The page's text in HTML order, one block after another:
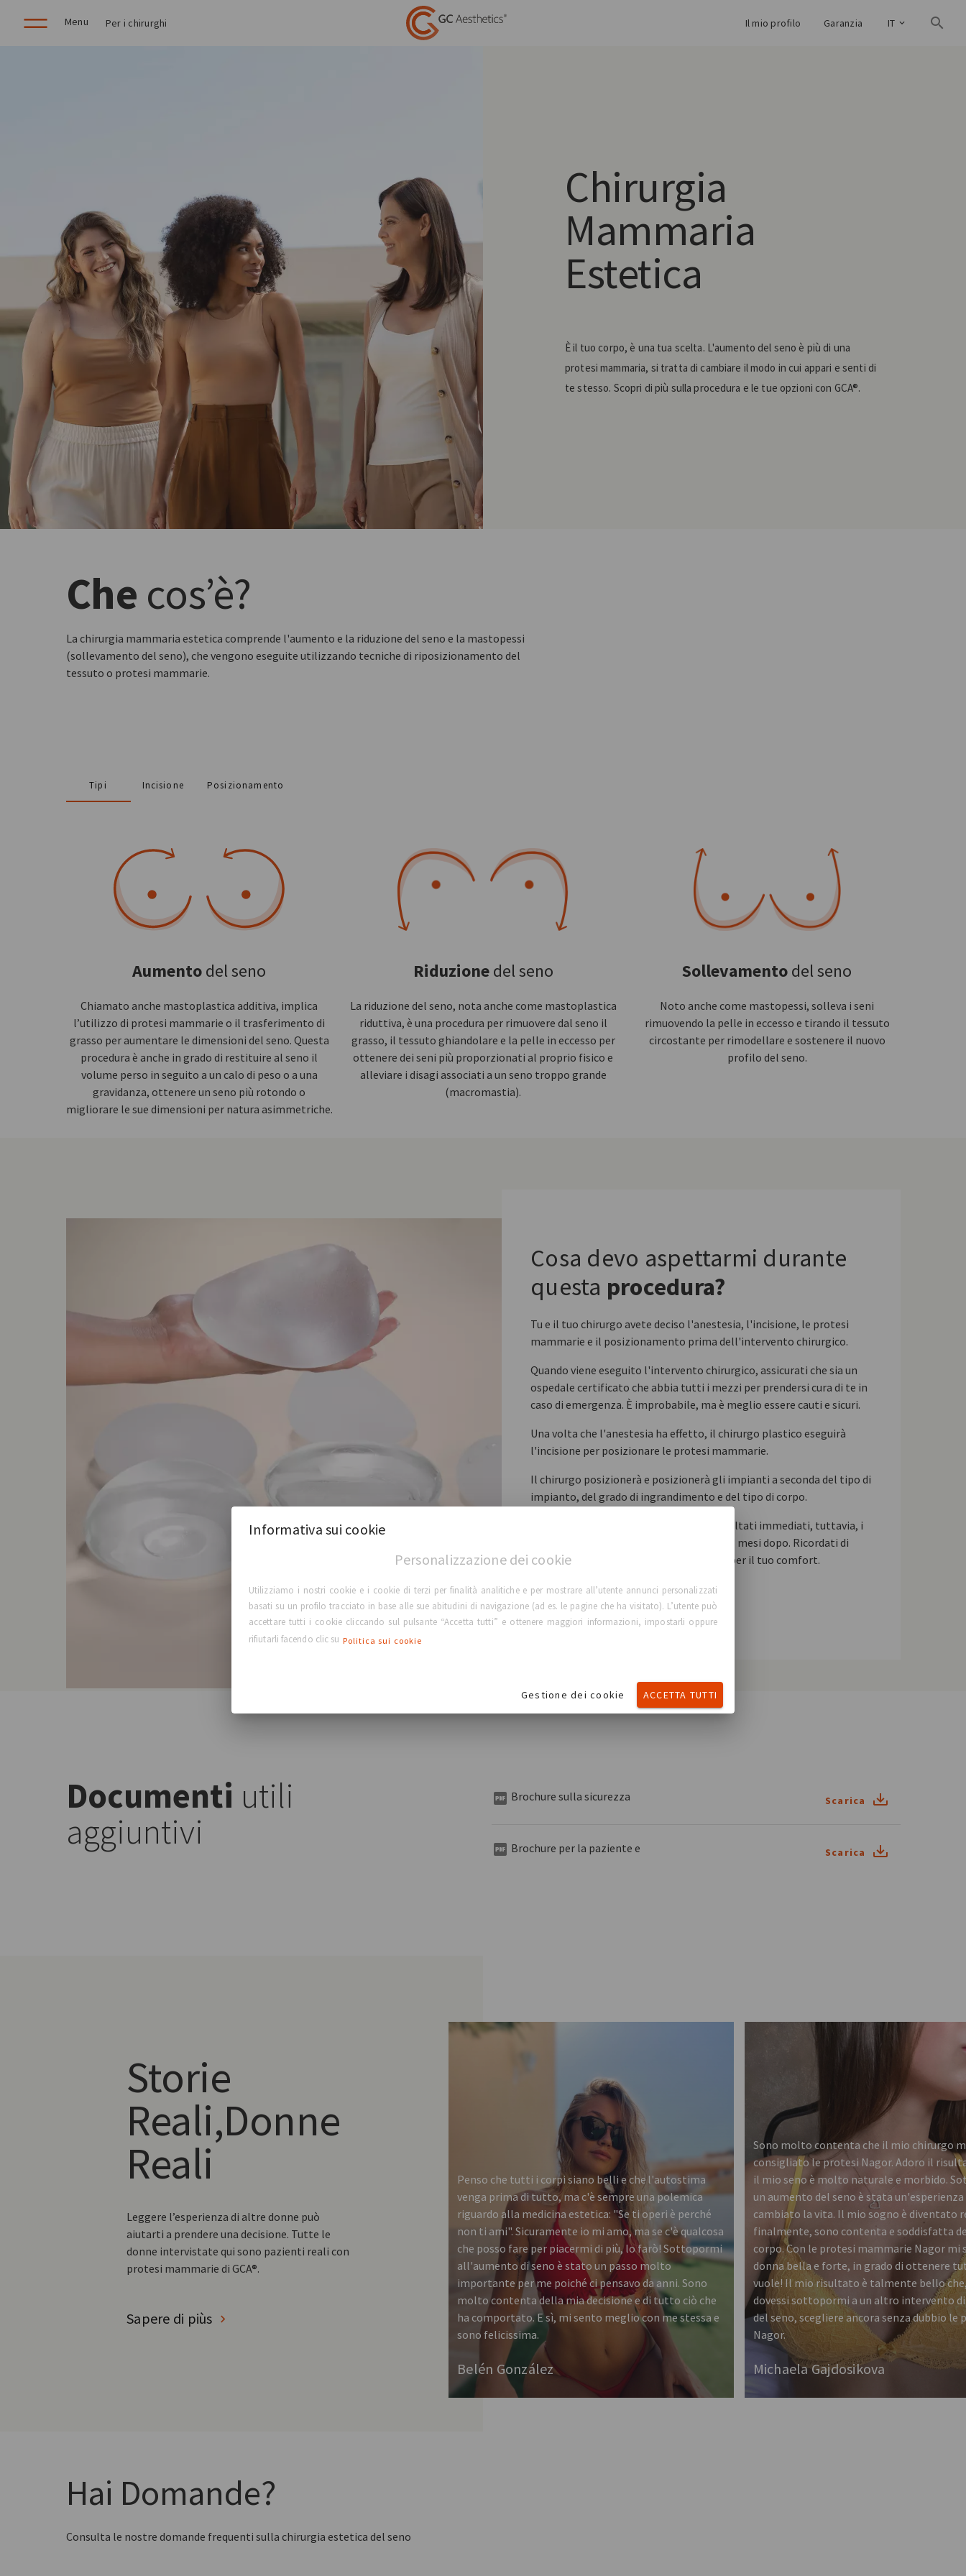
Menu Per i chirurghi Il mio profilo Garanzia IT
Chirurgia
Mammaria
Estetica
È il tuo corpo, è una tua scelta. L'aumento del seno è più di una
protesi mammaria, si tratta di cambiare il modo in cui appari e senti di
te stesso. Scopri di più sulla procedura e le tue opzioni con GCA®.
Che cos’è?
La chirurgia mammaria estetica comprende l'aumento e la riduzione del seno e la mastopessi
(sollevamento del seno), che vengono eseguite utilizzando tecniche di riposizionamento del
tessuto o protesi mammarie.
Tipi Incisione Posizionamento
Aumentodel seno
Chiamato anche mastoplastica additiva, implica
l’utilizzo di protesi mammarie o il trasferimento di
grasso per aumentare le dimensioni del seno. Questa
procedura è anche in grado di restituire al seno il
volume perso in seguito a un calo di peso o a una
gravidanza, ottenere un seno più rotondo o
migliorare le sue dimensioni per natura asimmetriche.
Riduzionedel seno
La riduzione del seno, nota anche come mastoplastica
riduttiva, è una procedura per rimuovere dal seno il
grasso, il tessuto ghiandolare e la pelle in eccesso per
ottenere dei seni più proporzionati al proprio fisico e
alleviare i disagi associati a un seno troppo grande
(macromastia).
Sollevamentodel seno
Noto anche come mastopessi, solleva i seni
rimuovendo la pelle in eccesso e tirando il tessuto
circostante per rimodellare e sostenere il nuovo
profilo del seno.
Cosa devo aspettarmi durante
questa procedura?
Tu e il tuo chirurgo avete deciso l'anestesia, l'incisione, le protesi
mammarie e il posizionamento prima dell'intervento chirurgico.
Quando viene eseguito l'intervento chirurgico, assicurati che sia un
ospedale certificato che abbia tutti i mezzi per prendersi cura di te in
caso di emergenza. È improbabile, ma è meglio essere cauti e sicuri.
Una volta che l'anestesia ha effetto, il chirurgo plastico eseguirà
l'incisione per posizionare le protesi mammarie.
Il chirurgo posizionerà e posizionerà gli impianti a seconda del tipo di
impianto, del grado di ingrandimento e del tipo di corpo.
Il chirurgo chiuderà le incisioni. Vedrai risultati immediati, tuttavia, i
risultati finali verranno impostati fino a 3 mesi dopo. Ricordati di
utilizzare un reggiseno post-operatorio per il tuo comfort.
Documenti utili
aggiuntivi
Brochure sulla sicurezza Scarica
Brochure per la paziente e Scarica
Storie
Reali,Donne
Reali
Leggere l’esperienza di altre donne può
aiutarti a prendere una decisione. Tutte le
donne intervistate qui sono pazienti reali con
protesi mammarie di GCA®.
Sapere di piùs
Penso che tutti i corpi siano belli e che l'autostima
venga prima di tutto, ma c'è sempre una polemica
riguardo alla medicina estetica: "Se ti operi è perché
non ti ami". Sicuramente io mi amo, ma se c'è qualcosa
che posso fare per piacermi di più, lo farò! Sottopormi
all'aumento di seno è stato un passo molto
importante per me poiché ci pensavo da anni. Sono
molto contenta della mia decisione e di tutto ciò che
ha comportato. E sì, mi sento meglio con me stessa e
sono felicissima.
Belén González
Sono molto contenta che il mio chirurgo
consigliato le protesi Nagor. Adoro il
il mio seno è molto naturale e morbido.
un aumento del seno è stata un'esperienza
cambiato la vita. Il mio sogno è diventato
finalmente, sono contenta e soddisfatta
corpo. Con le protesi mammarie Nagor mi
donna bella e forte, in grado di ottenere
vuole! Il mio risultato è talmente bello
dovessi sottopormi a un altro intervento
del seno, scegliere ancora senza dubbio le
Nagor.
Michaela Gajdosikova
Hai Domande?
Consulta le nostre domande frequenti sulla chirurgia estetica del seno
Informativa sui cookie
Personalizzazione dei cookie
Utilizziamo i nostri cookie e i cookie di terzi per finalità analitiche e per mostrare all’utente annunci personalizzati
basati su un profilo tracciato in base alle sue abitudini di navigazione (ad es. le pagine che ha visitato). L’utente può
accettare tutti i cookie cliccando sul pulsante “Accetta tutti” e ottenere maggiori informazioni, impostarli oppure
rifiutarli facendo clic su Politica sui cookie
Gestione dei cookie ACCETTA TUTTI